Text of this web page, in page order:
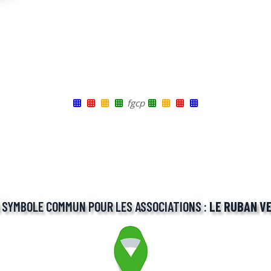
fgcp
COMMUN POUR LES ASSOCIATIONS : LE RUBAN